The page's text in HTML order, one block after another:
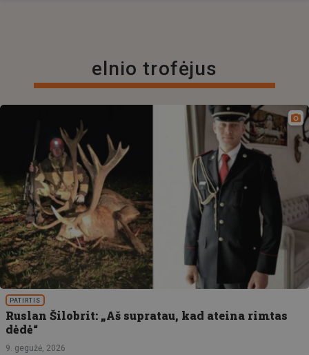
elnio trofėjus
PATIRTIS
Ruslan Šilobrit: „Aš supratau, kad ateina rimtas
dėdė“
9. gegužė, 2026